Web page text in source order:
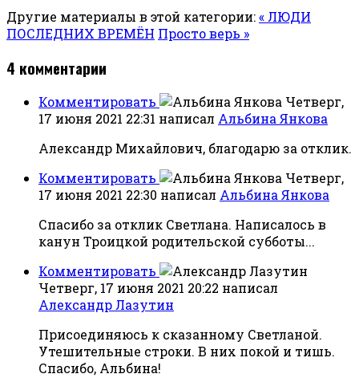
Другие материалы в этой категории:« ЛЮДИ
ПОСЛЕДНИХ ВРЕМЁН Просто верь »
4 комментарии
Комментировать
Четверг,
17 июня 2021 22:31 написал Альбина Янкова
Александр Михайлович, благодарю за отклик.
Комментировать
Четверг,
17 июня 2021 22:30 написал Альбина Янкова
Спасибо за отклик Светлана. Написалось в
канун Троицкой родительской субботы...
Комментировать
Четверг, 17 июня 2021 20:22 написал
Александр Лазутин
Присоединяюсь к сказанному Светланой.
Утешительные строки. В них покой и тишь.
Спасибо, Альбина!